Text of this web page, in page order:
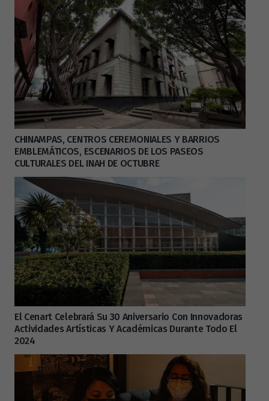
CHINAMPAS, CENTROS CEREMONIALES Y BARRIOS
EMBLEMÁTICOS, ESCENARIOS DE LOS PASEOS
CULTURALES DEL INAH DE OCTUBRE
El Cenart Celebrará Su 30 Aniversario Con Innovadoras
Actividades Artísticas Y Académicas Durante Todo El
2024